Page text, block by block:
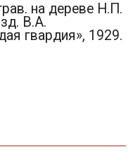
на дереве Н.П.
В.А.
гвардия», 1929.